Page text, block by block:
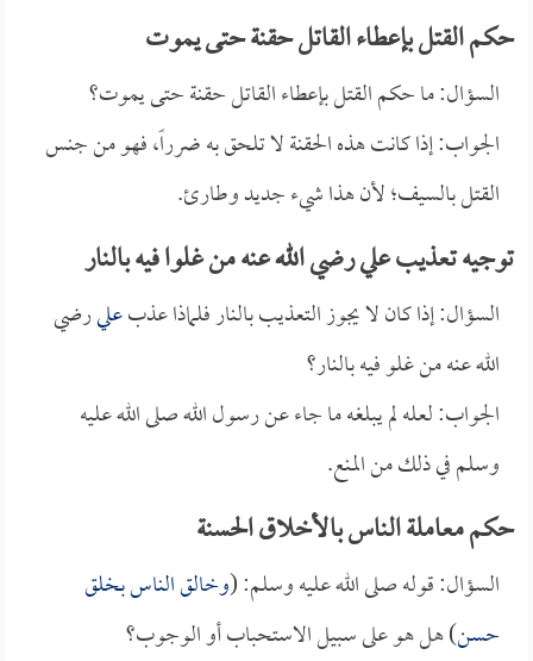
حكم القتل بإعطاء القاتل حقنة حتى يموت
السؤال: ما حكم القتل بإعطاء القاتل حقنة حتى يموت؟
الجواب: إذا كانت هذه الحقنة لا تلحق به ضرراً، فهو من جنس
القتل بالسيف؛ لأن هذا شيء جديد وطارئ.
توجيه تعذيب علي رضي الله عنه من غلوا فيه بالنار
السؤال: إذا كان لا يجوز التعذيب بالنار فلماذا عذبعليرضي
الله عنه من غلو فيه بالنار؟
الجواب: لعله لم يبلغه ما جاء عن رسول الله صلى الله عليه
وسلم في ذلك من المنع.
حكم معاملة الناس بالأخلاق الحسنة
السؤال: قوله صلى الله عليه وسلم: (وخالق الناس بخلق
حسن) هل هو على سبيل الاستحباب أو الوجوب؟